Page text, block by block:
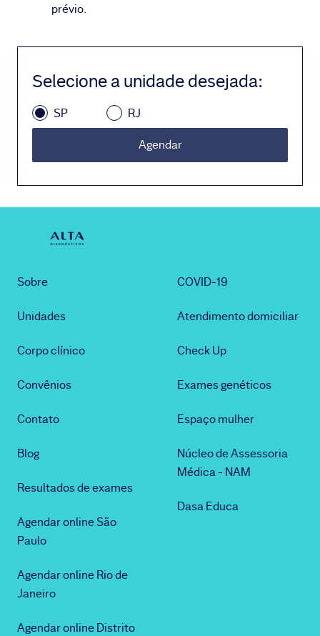
prévio.
Selecione a unidade desejada:
SP RJ
Agendar
Sobre
Unidades
Corpo clínico
Convênios
Contato
Blog
Resultados de exames
Agendar online São
Paulo
Agendar online Rio de
Janeiro
Agendar online Distrito
COVID-19
Atendimento domiciliar
Check Up
Exames genéticos
Espaço mulher
Núcleo de Assessoria
Médica - NAM
Dasa Educa